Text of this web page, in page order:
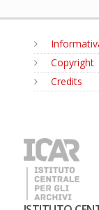
Copyright
Credits